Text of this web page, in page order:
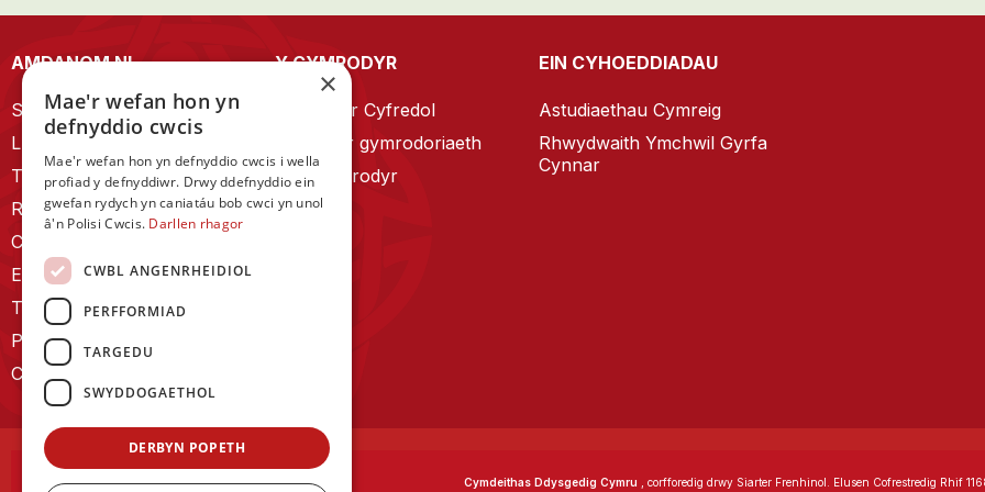
AMDANOM NI
Strategaeth 2023-28
Llywodraethu
Tîm Staff
RYGC Hafan
Canllawiau brandio
Ein Hanes
Telerau ac Amodau
Polisi Preifatrwydd
Cysylltu â ni
Y CYMRODYR
Cymrodyr Cyfredol
Esbonio’r gymrodoriaeth
Cyn Gymrodyr
EIN CYHOEDDIADAU
Astudiaethau Cymreig
Rhwydwaith Ymchwil Gyrfa
Cynnar
Cymdeithas Ddysgedig Cymru , corfforedig drwy Siarter Frenhinol. Elusen Cofrestredig Rhif
×
Mae'r wefan hon yn
defnyddio cwcis
Mae'r wefan hon yn defnyddio cwcis i wella
profiad y defnyddiwr. Drwy ddefnyddio ein
gwefan rydych yn caniatáu bob cwci yn unol
â'n Polisi Cwcis. Darllen rhagor
CWBL ANGENRHEIDIOL
PERFFORMIAD
TARGEDU
SWYDDOGAETHOL
DERBYN POPETH